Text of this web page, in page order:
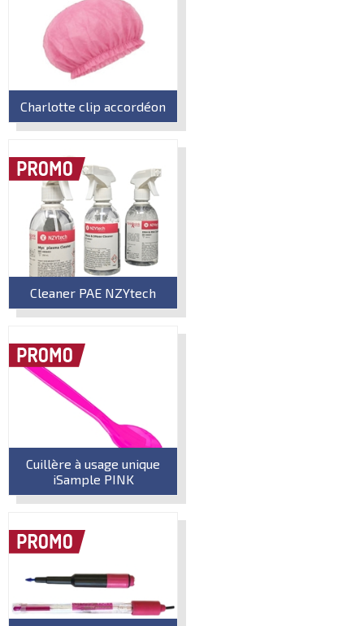
Charlotte clip accordéon
Cleaner PAE NZYtech
Cuillère à usage unique
iSample PINK